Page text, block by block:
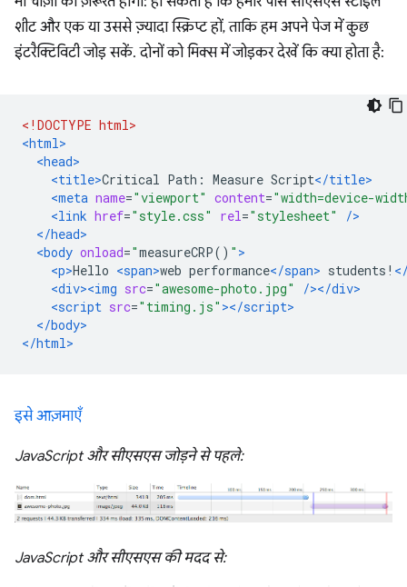
शीट और एक या उससे ज़्यादा स्क्रिप्ट हों, ताकि हम अपने पेज में कुछ
इंटरैक्टिविटी जोड़ सकें. दोनों को मिक्स में जोड़कर देखें कि क्या होता है:
<!DOCTYPE html>
<html>
<head>
<title>Critical Path: Measure Script</title>
<meta name="viewport" content="width=device-
<link href="style.css" rel="stylesheet"
/>
</head>
<body onload="measureCRP() " >
<p>Hello <span>web performance</span> students!
<div><img src="awesome-photo.jpg"
/></div>
<script src="timing.js" ></script>
</body>
</html>
इसे आज़माएँ
JavaScript और सीएसएस जोड़ने से पहले:
JavaScript और सीएसएस की मदद से: